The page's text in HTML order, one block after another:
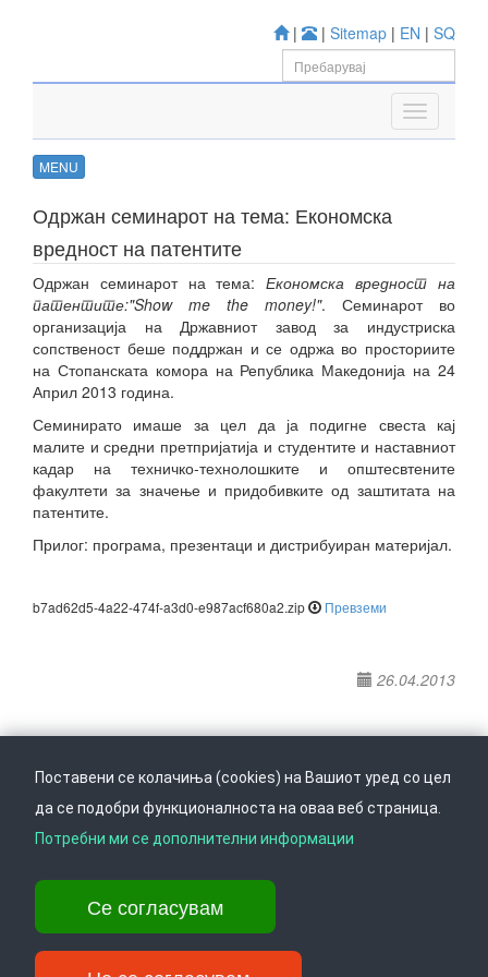
| | Sitemap | EN | SQ
MENU
Одржан семинарот на тема: Економска
вредност на патентите
Одржан семинарот на тема: Економска вредност на
патентите:"Show me the money!". Семинарот во
организација на Државниот завод за индустриска
сопственост беше поддржан и се одржа во просториите
на Стопанската комора на Република Македонија на 24
Април 2013 година.
Семинирато имаше за цел да ја подигне свеста кај
малите и средни претпријатија и студентите и наставниот
кадар на техничко-технолошките и општесвтените
факултети за значење и придобивките од заштитата на
патентите.
Прилог: програма, презентаци и дистрибуиран материјал.
b7ad62d5-4a22-474f-a3d0-e987acf680a2.zip Превземи
26.04.2013
Врати се горе Следете не на
Ул. Даме Груев 14, Катна гаража Беко на 1-виот кат, 1000 Скопје,
Тел: +389 2 3103 601 (641), Факс: +389 2 3137 149 |
info@ippo.gov.mk
Поставени се колачиња (cookies) на Вашиот уред со цел
да се подобри функционалноста на оваа веб страница.
Потребни ми се дополнителни информации
Се согласувам